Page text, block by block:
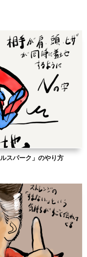
スパーク」のやり方